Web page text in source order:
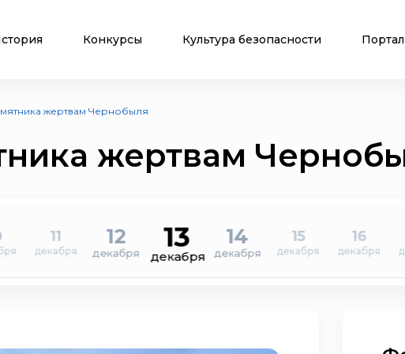
Конкурсы Культура безопасности Портал
жертвам Чернобыля
жертвам
11
декабря
12
декабря 13
декабря
14
декабря
15
декабря
16
декабря